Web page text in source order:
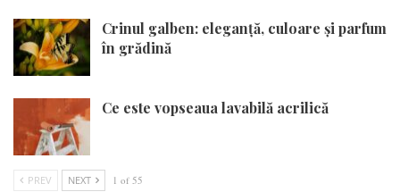
Crinul galben: eleganță, culoare și parfum
în grădină
Ce este vopseaua lavabilă acrilică
PREV NEXT 1 of 55